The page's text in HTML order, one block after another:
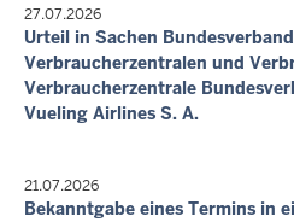
Hatzfelder Straße 18, 33104
199.000,00 €
17. Sept. 2026, 10:30 Uhr
Einfamilienhaus, bebautes
Carport)
384.000,00 €
17. Sept. 2026, 13:00 Uhr
27.07.2026
Urteil in Sachen
Verbraucherzentralen und
Verbraucherzentrale
Vueling Airlines S. A.
21.07.2026
Bekanntgabe eines Termins in